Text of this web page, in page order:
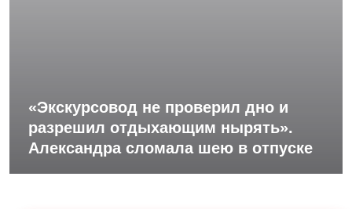
«Экскурсовод не проверил дно и
разрешил отдыхающим нырять».
Александра сломала шею в отпуске